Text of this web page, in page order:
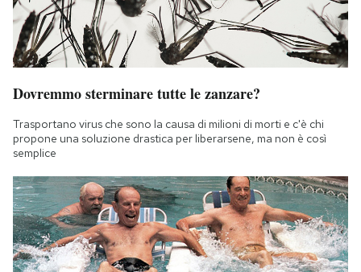
Dovremmo sterminare tutte le zanzare?
Trasportano virus che sono la causa di milioni di morti e c'è chi
propone una soluzione drastica per liberarsene, ma non è così
semplice